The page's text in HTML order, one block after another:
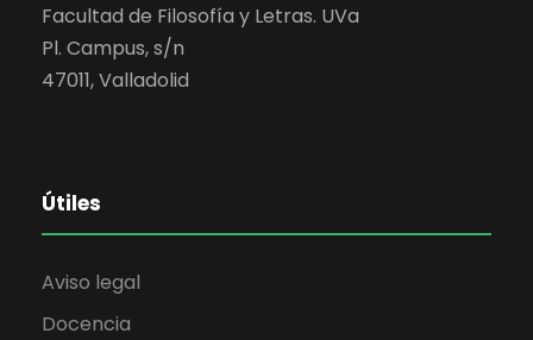
Facultad de Filosofía y Letras. UVa
Pl. Campus, s/n
47011, Valladolid
Útiles
Aviso legal
Docencia